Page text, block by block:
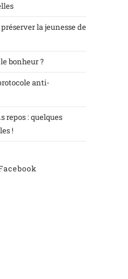
la jeunesse de
bonheur ?
anti-
repos : quelques
!